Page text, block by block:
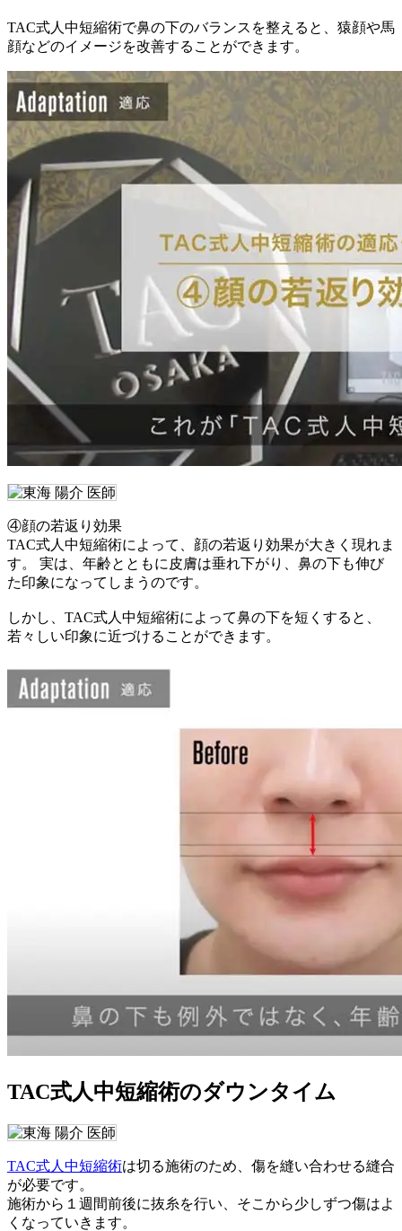
TAC式人中短縮術で鼻の下のバランスを整えると、猿顔や馬
顔などのイメージを改善することができます。
④顔の若返り効果
TAC式人中短縮術によって、顔の若返り効果が大きく現れま
す。 実は、年齢とともに皮膚は垂れ下がり、鼻の下も伸び
た印象になってしまうのです。
しかし、TAC式人中短縮術によって鼻の下を短くすると、
若々しい印象に近づけることができます。
TAC式人中短縮術のダウンタイム
TAC式人中短縮術は切る施術のため、傷を縫い合わせる縫合
が必要です。
施術から１週間前後に抜糸を行い、そこから少しずつ傷はよ
くなっていきます。